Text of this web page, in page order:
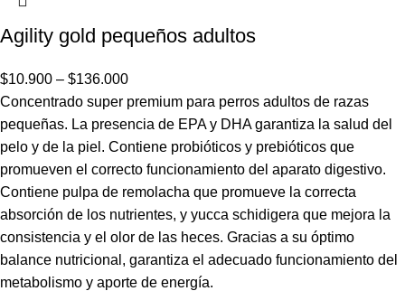
Agility gold pequeños adultos
$10.900 – $136.000
Concentrado super premium para perros adultos de razas
pequeñas. La presencia de EPA y DHA garantiza la salud del
pelo y de la piel. Contiene probióticos y prebióticos que
promueven el correcto funcionamiento del aparato digestivo.
Contiene pulpa de remolacha que promueve la correcta
absorción de los nutrientes, y yucca schidigera que mejora la
consistencia y el olor de las heces. Gracias a su óptimo
balance nutricional, garantiza el adecuado funcionamiento del
metabolismo y aporte de energía.